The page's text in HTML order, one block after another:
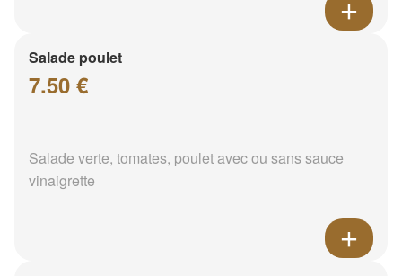
Salade poulet
7.50 €
Salade verte, tomates, poulet avec ou sans sauce
vinaigrette